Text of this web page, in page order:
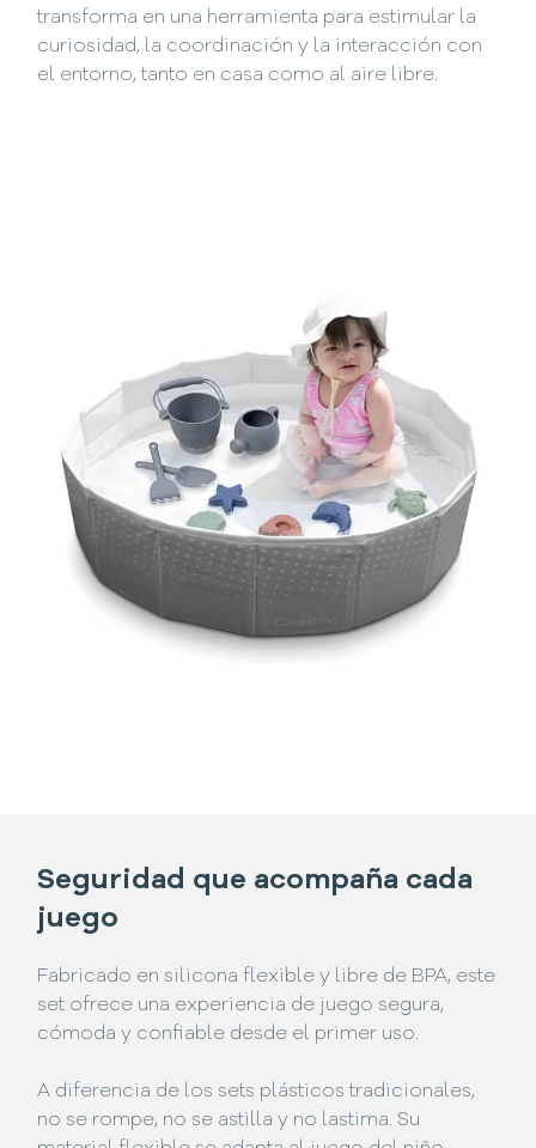
transforma en una herramienta para estimular la
curiosidad, la coordinación y la interacción con
el entorno, tanto en casa como al aire libre.
Seguridad que acompaña cada
juego
Fabricado en silicona flexible y libre de BPA, este
set ofrece una experiencia de juego segura,
cómoda y confiable desde el primer uso.
A diferencia de los sets plásticos tradicionales,
no se rompe, no se astilla y no lastima. Su